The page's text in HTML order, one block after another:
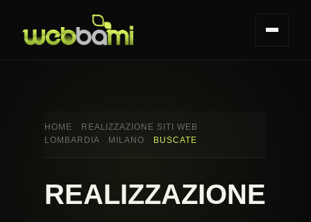
HOME
REALIZZAZIONE SITI WEB
LOMBARDIA
MILANO BUSCATE
REALIZZAZIONE